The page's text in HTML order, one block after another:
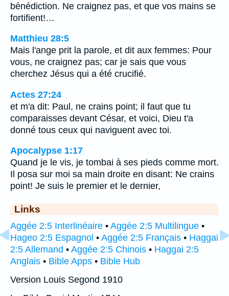
bénédiction. Ne craignez pas, et que vos mains se
fortifient!…
Matthieu 28:5
Mais l'ange prit la parole, et dit aux femmes: Pour
vous, ne craignez pas; car je sais que vous
cherchez Jésus qui a été crucifié.
Actes 27:24
et m'a dit: Paul, ne crains point; il faut que tu
comparaisses devant César, et voici, Dieu t'a
donné tous ceux qui naviguent avec toi.
Apocalypse 1:17
Quand je le vis, je tombai à ses pieds comme mort.
Il posa sur moi sa main droite en disant: Ne crains
point! Je suis le premier et le dernier,
Links
Aggée 2:5 Interlinéaire • Aggée 2:5 Multilingue •
Hageo 2:5 Espagnol • Aggée 2:5 Français • Haggai
2:5 Allemand • Aggée 2:5 Chinois • Haggai 2:5
Anglais • Bible Apps • Bible Hub
Version Louis Segond 1910